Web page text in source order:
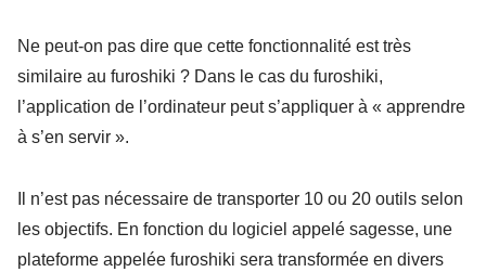
Ne peut-on pas dire que cette fonctionnalité est très
similaire au furoshiki ? Dans le cas du furoshiki,
l’application de l’ordinateur peut s’appliquer à « apprendre
à s’en servir ».
Il n’est pas nécessaire de transporter 10 ou 20 outils selon
les objectifs. En fonction du logiciel appelé sagesse, une
plateforme appelée furoshiki sera transformée en divers